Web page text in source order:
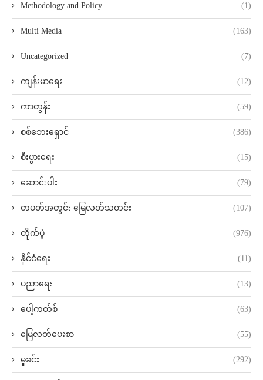
Methodology and Policy (1)
Multi Media (163)
Uncategorized (7)
ကျန်းမာရေး (12)
ကာတွန်း (59)
စစ်ဘေးရှောင် (386)
စီးပွားရေး (15)
ဆောင်းပါး (79)
တပတ်အတွင်း မြေလတ်သတင်း (107)
တိုက်ပွဲ (976)
နိုင်ငံရေး (11)
ပညာရေး (13)
ပေါ့ကတ်စ် (63)
မြေလတ်ပေးစာ (55)
မှုခင်း (292)